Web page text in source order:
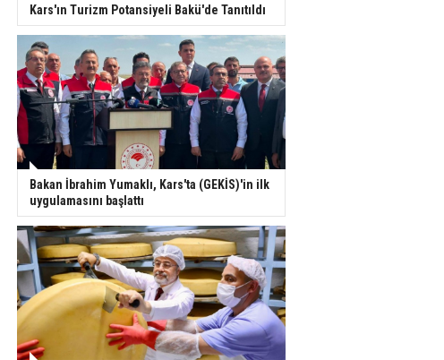
Kars'ın Turizm Potansiyeli Bakü'de Tanıtıldı
Bakan İbrahim Yumaklı, Kars'ta (GEKİS)'in ilk
uygulamasını başlattı